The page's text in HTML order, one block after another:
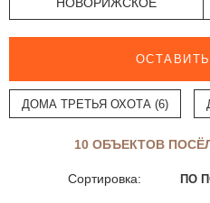
ДОМА ТРЕТЬЯ ОХОТА (6)
10 ОБЪЕКТОВ
Сортировка: